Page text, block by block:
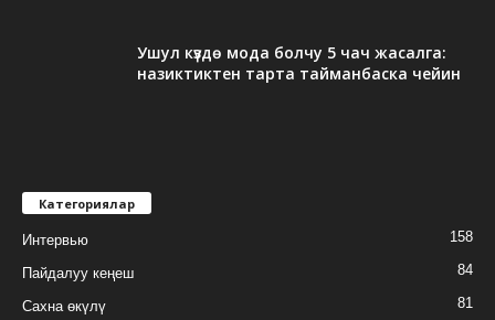
Ушул күздө мода болчу 5 чач жасалга:
назиктиктен тарта тайманбаска чейин
Категориялар
Интервью 158
Пайдалуу кеңеш 84
Сахна өкүлү 81